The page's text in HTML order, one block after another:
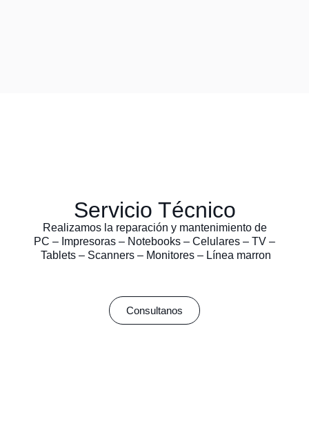
Servicio Técnico
Realizamos la reparación y mantenimiento de
PC – Impresoras – Notebooks – Celulares – TV –
Tablets – Scanners – Monitores – Línea marron
Consultanos